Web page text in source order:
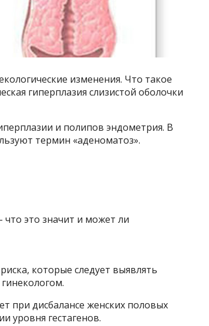
изменения. Что такое
гиперплазия слизистой оболочки
и полипов эндометрия. В
термин «аденоматоз».
которые следует выявлять
при дисбалансе женских половых
уровня гестагенов.